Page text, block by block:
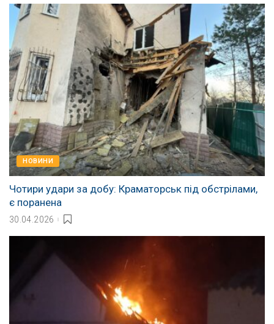
НОВИНИ
Чотири удари за добу: Краматорськ під обстрілами,
є поранена
30.04.2026